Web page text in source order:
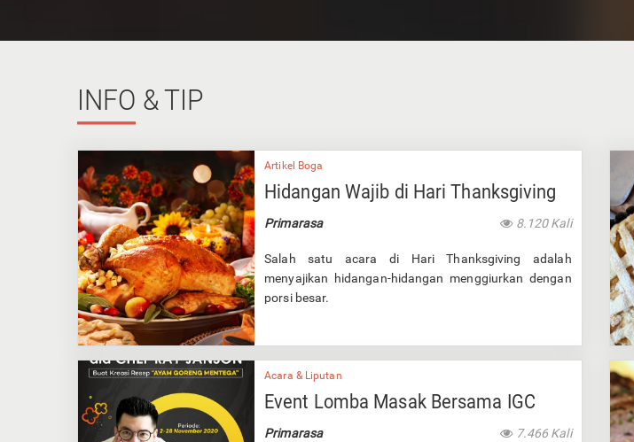
INFO & TIP
Artikel Boga
Hidangan Wajib di Hari Thanksgiving
Primarasa 8.120 Kali
Salah satu acara di Hari Thanksgiving adalah
menyajikan hidangan-hidangan menggiurkan dengan
porsi besar.
Acara & Liputan
Event Lomba Masak Bersama IGC
Primarasa 7.466 Kali